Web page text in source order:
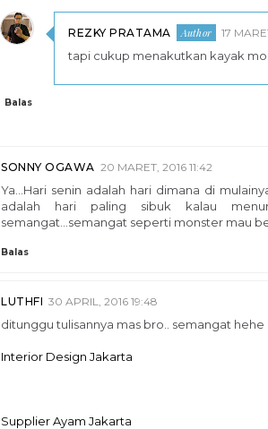
REZKY PRATAMA 17
tapi cukup menakutkan kayak
Balas
SONNY OGAWA 20 MARET, 2016 11:42
Ya...Hari senin adalah hari dimana di
adalah hari paling sibuk kalau
semangat...semangat seperti monster mau
Balas
LUTHFI 30 APRIL, 2016 19:48
ditunggu tulisannya mas bro.. semangat hehe
Interior Design Jakarta
Supplier Ayam Jakarta